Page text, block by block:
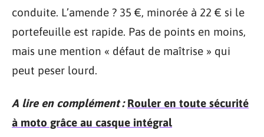
conduite. L’amende ? 35 €, minorée à 22 € si le
portefeuille est rapide. Pas de points en moins,
mais une mention « défaut de maîtrise » qui
peut peser lourd.
A lire en complément : Rouler en toute sécurité
à moto grâce au casque intégral